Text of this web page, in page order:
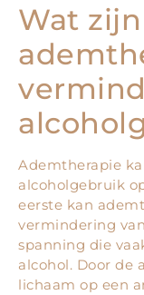
Wat
Ademtherapie
alcoholgebruik
eerste kan
vermindering
spanning die
alcohol. Door de
lichaam op een